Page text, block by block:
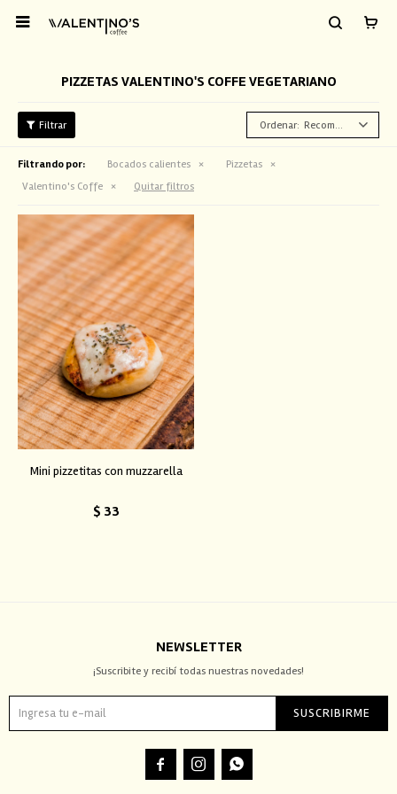

PIZZETAS VALENTINO'S COFFE VEGETARIANO
Recomendados
Filtrando por: Bocados calientes
Pizzetas
Valentino's Coffe
Quitar filtros
Mini pizzetitas con muzzarella
$ 33
NEWSLETTER
¡Suscribite y recibí todas nuestras novedades!
SUSCRIBIRME
  